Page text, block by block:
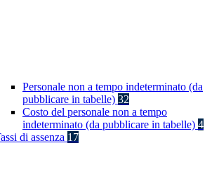
Personale non a tempo indeterminato (da
pubblicare in tabelle) 32
Costo del personale non a tempo
indeterminato (da pubblicare in tabelle) 4
di assenza 17